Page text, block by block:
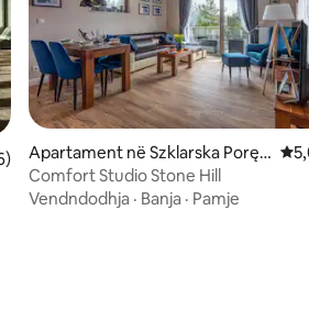
mesatar 5,0 nga 5, 6 vlerësime
Apartament në Szklarska Poręb
a
Comfort Studio Stone Hill
Vendndodhja · Banja · Pamje